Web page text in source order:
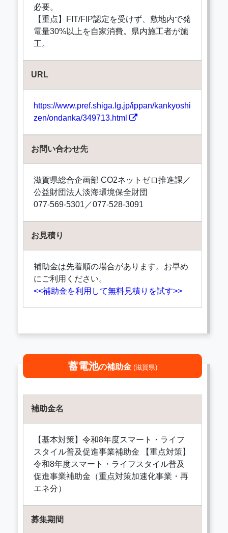
必要。
【重点】FIT/FIP認定を受けず、敷地内で発
電量30%以上を自家消費。県内施工者が施
工。
URL
https://www.pref.shiga.lg.jp/ippan/kankyoshi
zen/ondanka/349713.html
お問い合わせ先
滋賀県総合企画部 CO2ネットゼロ推進課／
公益財団法人淡海環境保全財団
077-569-5301／077-528-3091
お見積り
補助金は先着順の場合があります。お早め
にご利用ください。
<<補助金を利用して無料見積りを試す>>
蓄電池の補助金 (滋賀県)
補助金名
【基本対策】令和8年度スマート・ライフ
スタイル普及促進事業補助金 【重点対策】
令和8年度スマート・ライフスタイル普及
促進事業補助金（重点対策加速化事業・再
エネ分）
募集期間